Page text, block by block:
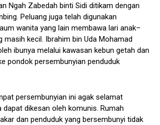
Ngah Zabedah binti Sidi ditikam dengan
Peluang juga telah digunakan
wanita yang lain membawa lari anak–
masih kecil. Ibrahim bin Uda Mohamad
ibunya melalui kawasan kebun getah dan
pondok persembunyian penduduk
persembunyian ini agak selamat
dapat dikesan oleh komunis. Rumah
dan penduduk yang bersembunyi tidak